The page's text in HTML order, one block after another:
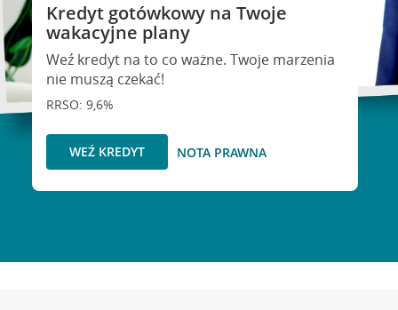
Kredyt gotówkowy na Twoje
wakacyjne plany
Weź kredyt na to co ważne. Twoje marzenia
nie muszą czekać!
RRSO: 9,6%
WEŹ KREDYT NOTA PRAWNA